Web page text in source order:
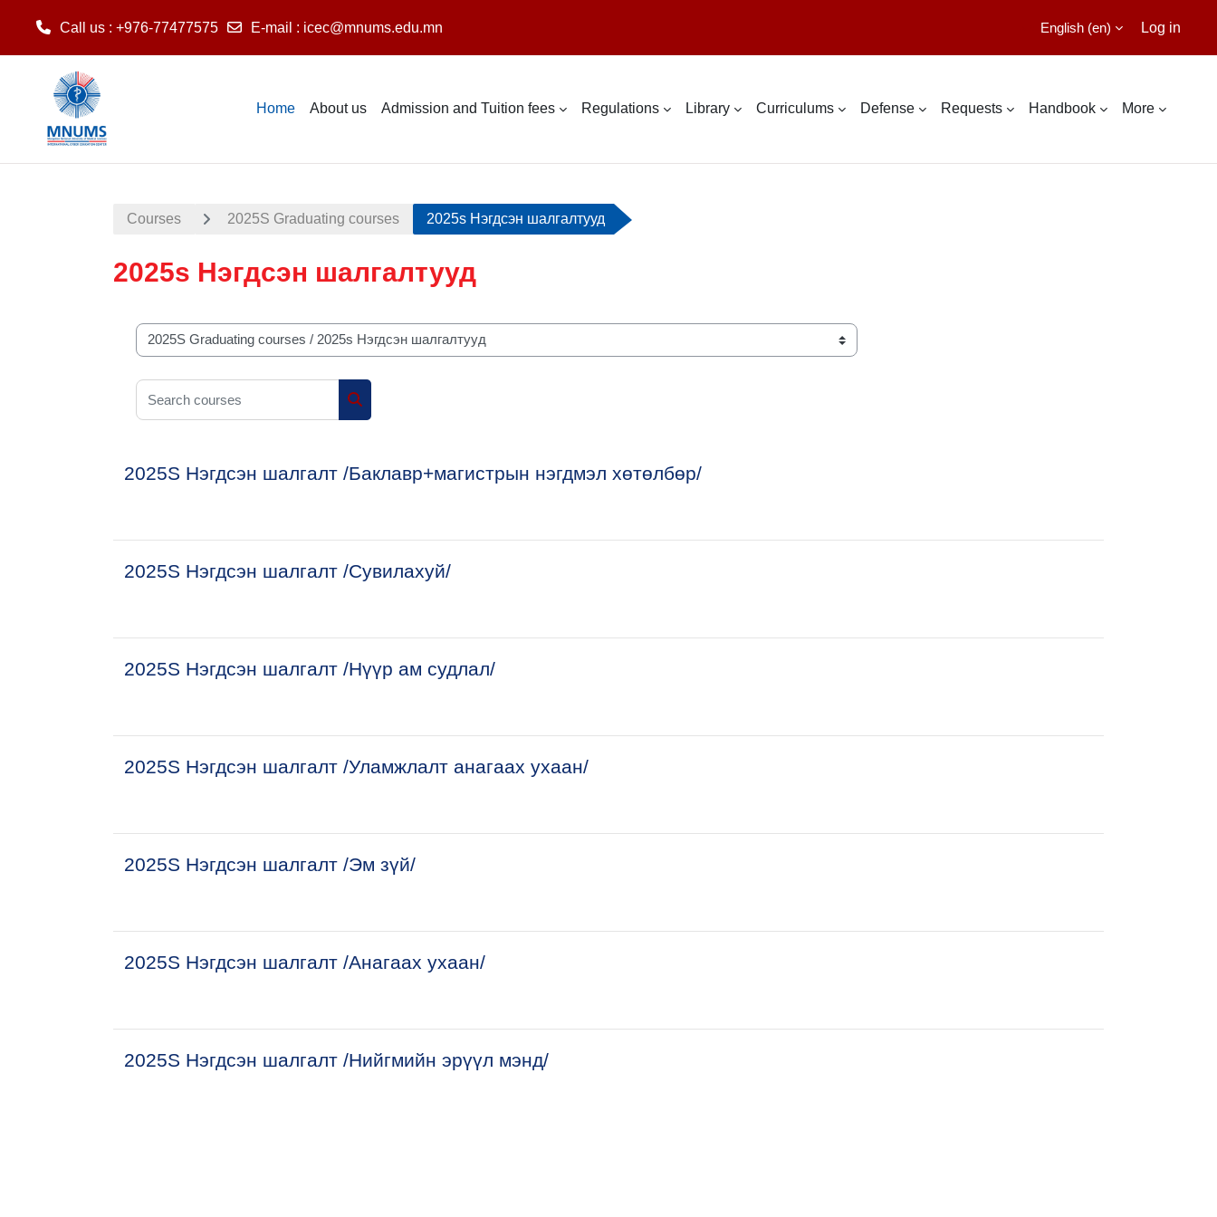
Call us : +976-77477575 E-mail : icec@mnums.edu.mn English ‎(en)‎ Log in
Home About us Admission and Tuition fees Regulations Library Curriculums Defense Requests Handbook More
Courses 2025S Graduating courses 2025s Нэгдсэн шалгалтууд
2025s Нэгдсэн шалгалтууд
Course categories
Search courses
2025S Нэгдсэн шалгалт /Баклавр+магистрын нэгдмэл хөтөлбөр/
2025S Нэгдсэн шалгалт /Сувилахуй/
2025S Нэгдсэн шалгалт /Нүүр ам судлал/
2025S Нэгдсэн шалгалт /Уламжлалт анагаах ухаан/
2025S Нэгдсэн шалгалт /Эм зүй/
2025S Нэгдсэн шалгалт /Анагаах ухаан/
2025S Нэгдсэн шалгалт /Нийгмийн эрүүл мэнд/